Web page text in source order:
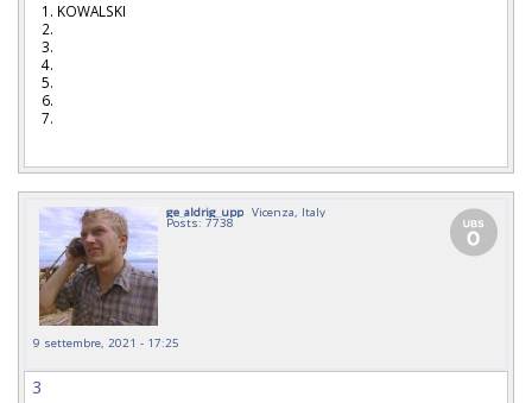
1. KOWALSKI
2.
3.
4.
5.
6.
7.
ge_aldrig_upp Vicenza, Italy
Posts: 7738
9 settembre, 2021 - 17:25
3